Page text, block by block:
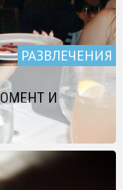
РАЗВЛЕЧЕНИЯ
И